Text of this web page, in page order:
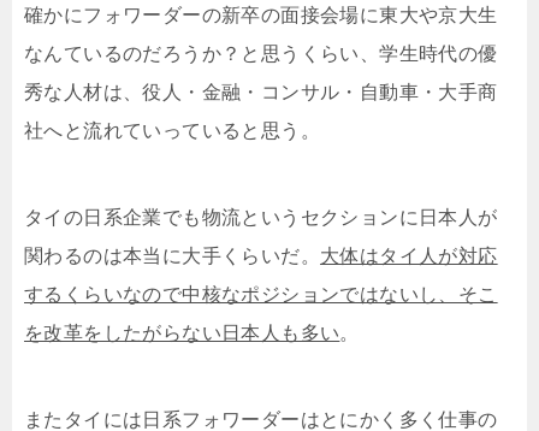
確かにフォワーダーの新卒の面接会場に東大や京大生
なんているのだろうか？と思うくらい、学生時代の優
秀な人材は、役人・金融・コンサル・自動車・大手商
社へと流れていっていると思う。
タイの日系企業でも物流というセクションに日本人が
関わるのは本当に大手くらいだ。 大体はタイ人が対応
するくらいなので中核なポジションではないし、そこ
を改革をしたがらない日本人も多い。
またタイには日系フォワーダーはとにかく多く仕事の